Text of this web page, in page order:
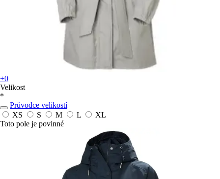
+0
Velikost
*
Průvodce velikostí
XS
S M L
XL
Toto pole je povinné